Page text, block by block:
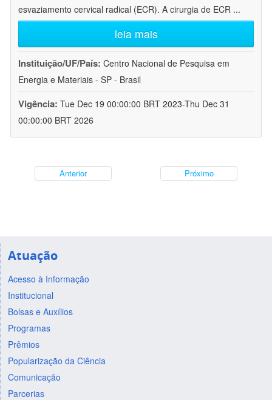
esvaziamento cervical radical (ECR). A cirurgia de ECR ...
leia mais
Instituição/UF/País: Centro Nacional de Pesquisa em
Energia e Materiais - SP - Brasil
Vigência: Tue Dec 19 00:00:00 BRT 2023-Thu Dec 31
00:00:00 BRT 2026
Anterior Próximo
Atuação
Acesso à Informação
Institucional
Bolsas e Auxílios
Programas
Prêmios
Popularização da Ciência
Comunicação
Parcerias